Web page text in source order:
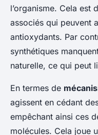
l’organisme. Cela est
associés qui peuvent
antioxydants. Par
synthétiques
naturelle, ce qui peut
En termes de
agissent en cédant
empêchant ainsi ces
molécules. Cela joue